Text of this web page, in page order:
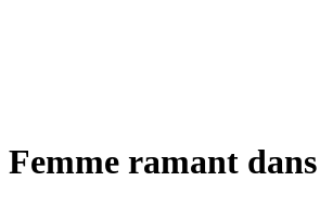
Femme ramant